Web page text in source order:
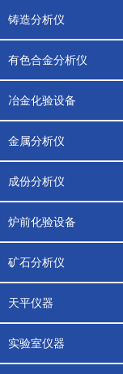
铸造分析仪
有色合金分析仪
冶金化验设备
金属分析仪
成份分析仪
炉前化验设备
矿石分析仪
天平仪器
实验室仪器